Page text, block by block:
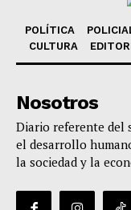
POLÍTICA
CULTURA
Nosotros
Diario referente del
el desarrollo
la sociedad y la